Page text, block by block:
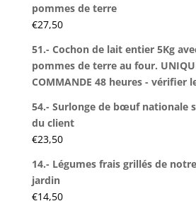
pommes de terre
€27,50
51.- Cochon de lait entier 5Kg
pommes de terre au four.
COMMANDE 48 heures - vérifier
54.- Surlonge de bœuf nationale
du client
€23,50
14.- Légumes frais grillés de
jardin
€14,50